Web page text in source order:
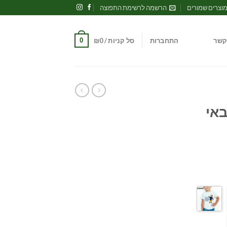
מוצרים שמורים הרשמה לרשימת התפוצה
קשר התחברות סל קניות / ₪0
0